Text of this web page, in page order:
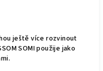
ještě více rozvinout
SOMI použije jako